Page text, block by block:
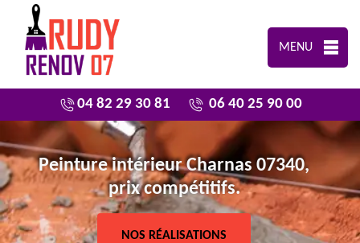
MENU
04 82 29 30 81 06 40 25 90 00
Peinture intérieur Charnas 07340,
prix compétitifs.
NOS RÉALISATIONS